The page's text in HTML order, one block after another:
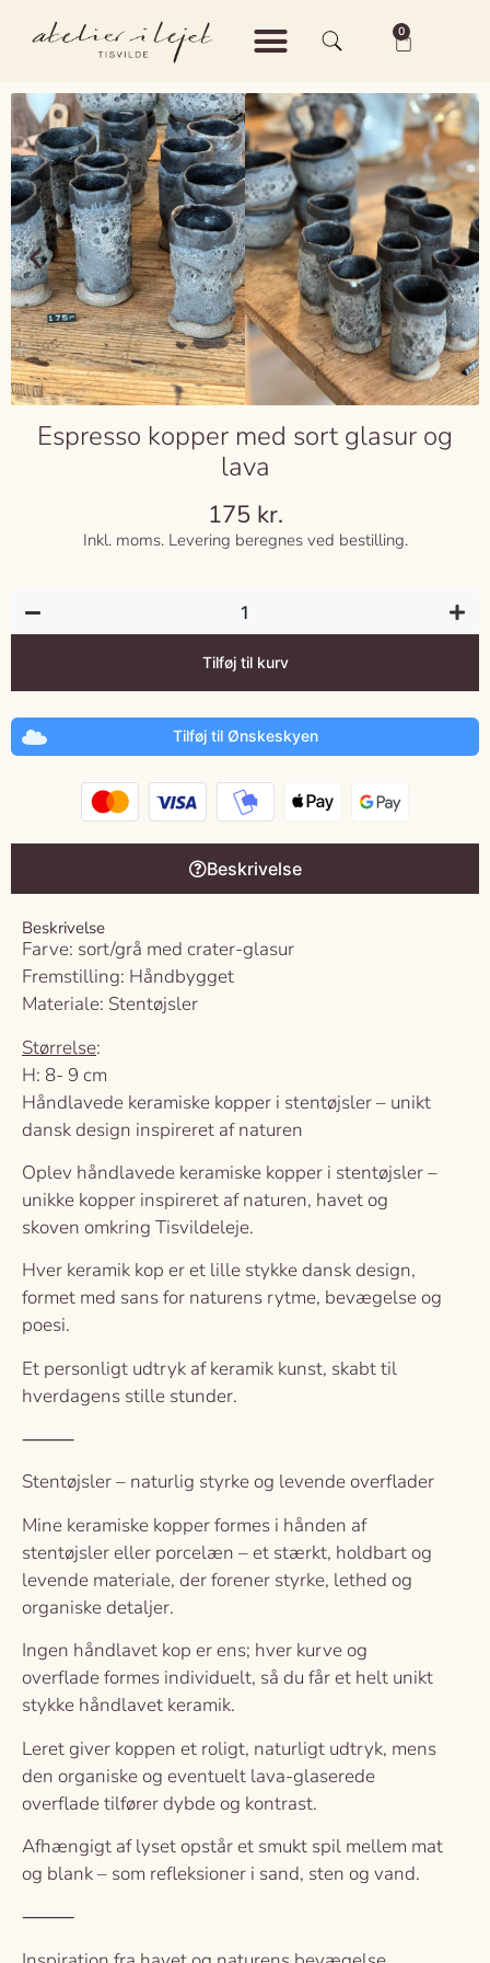
0
Espresso kopper med sort glasur og
lava
175 kr.
Inkl. moms. Levering beregnes ved bestilling.
Tilføj til kurv
Tilføj til Ønskeskyen
Beskrivelse
Beskrivelse
Farve: sort/grå med crater-glasur
Fremstilling: Håndbygget
Materiale: Stentøjsler
Størrelse:
H: 8- 9 cm
Håndlavede keramiske kopper i stentøjsler – unikt
dansk design inspireret af naturen
Oplev håndlavede keramiske kopper i stentøjsler –
unikke kopper inspireret af naturen, havet og
skoven omkring Tisvildeleje.
Hver keramik kop er et lille stykke dansk design,
formet med sans for naturens rytme, bevægelse og
poesi.
Et personligt udtryk af keramik kunst, skabt til
hverdagens stille stunder.
⸻
Stentøjsler – naturlig styrke og levende overflader
Mine keramiske kopper formes i hånden af
stentøjsler eller porcelæn – et stærkt, holdbart og
levende materiale, der forener styrke, lethed og
organiske detaljer.
Ingen håndlavet kop er ens; hver kurve og
overflade formes individuelt, så du får et helt unikt
stykke håndlavet keramik.
Leret giver koppen et roligt, naturligt udtryk, mens
den organiske og eventuelt lava-glaserede
overflade tilfører dybde og kontrast.
Afhængigt af lyset opstår et smukt spil mellem mat
og blank – som refleksioner i sand, sten og vand.
⸻